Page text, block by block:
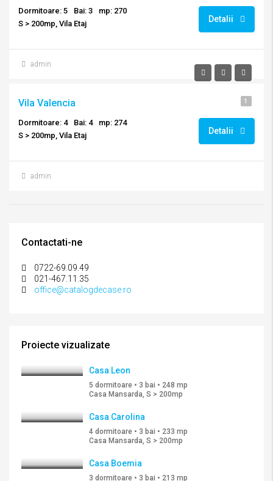
Dormitoare: 5 Bai: 3
mp: 270
S > 200mp, Vila Etaj
Detalii
admin
1
Vila Valencia
Dormitoare: 4 Bai: 4
mp: 274
S > 200mp, Vila Etaj
Detalii
admin
Contactati-ne
0722-69.09.49
021-467.11.35
office@catalogdecase.ro
Proiecte vizualizate
Casa Leon
5 dormitoare • 3 bai • 248 mp
Casa Mansarda, S > 200mp
Casa Carolina
4 dormitoare • 3 bai • 233 mp
Casa Mansarda, S > 200mp
Casa Boemia
3 dormitoare • 3 bai • 213 mp